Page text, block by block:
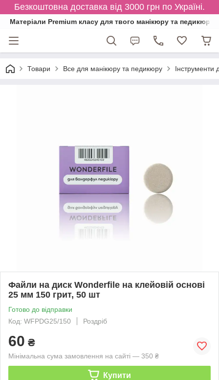
Безкоштовна доставка від 3000 грн по Україні.
Матеріали Premium класу для твого манікюру та педикюру
Товари Все для манікюру та педикюру Інструменти
Файли на диск Wonderfile на клейовій основі
25 мм 150 грит, 50 шт
Готово до відправки
Код: WFPDG25/150
Роздріб
60 ₴
Мінімальна сума замовлення на сайті — 350 ₴
Купити